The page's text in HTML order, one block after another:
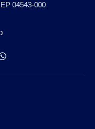
04543-000